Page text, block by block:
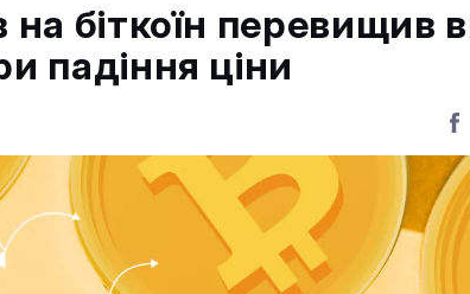
на біткоїн перевищив
падіння ціни